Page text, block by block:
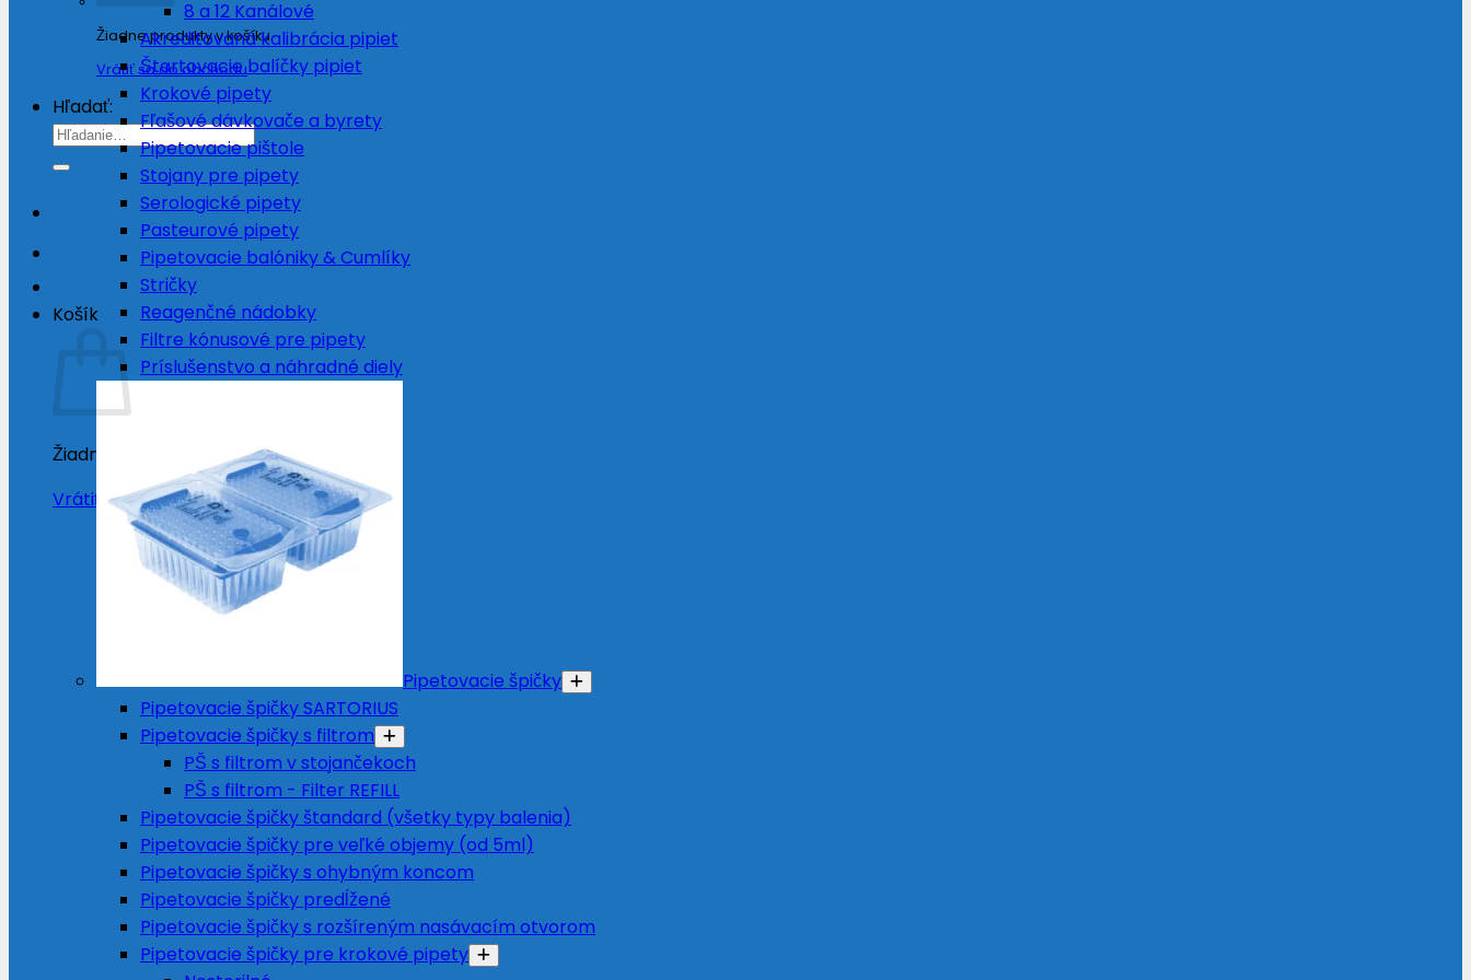
Žiadne produkty v košíku.
Vrátiť sa do obchodu
Hľadať:
Košík
Žiadne produkty v košíku.
Vrátiť sa do obchodu
8 a 12 Kanálové
Akreditovaná kalibrácia pipiet
Štartovacie balíčky pipiet
Krokové pipety
Fľašové dávkovače a byrety
Pipetovacie pištole
Stojany pre pipety
Serologické pipety
Pasteurové pipety
Pipetovacie balóniky & Cumlíky
Stričky
Reagenčné nádobky
Filtre kónusové pre pipety
Príslušenstvo a náhradné diely
Pipetovacie špičky
Pipetovacie špičky SARTORIUS
Pipetovacie špičky s filtrom
PŠ s filtrom v stojančekoch
PŠ s filtrom - Filter REFILL
Pipetovacie špičky štandard (všetky typy balenia)
Pipetovacie špičky pre veľké objemy (od 5ml)
Pipetovacie špičky s ohybným koncom
Pipetovacie špičky predĺžené
Pipetovacie špičky s rozšíreným nasávacím otvorom
Pipetovacie špičky pre krokové pipety